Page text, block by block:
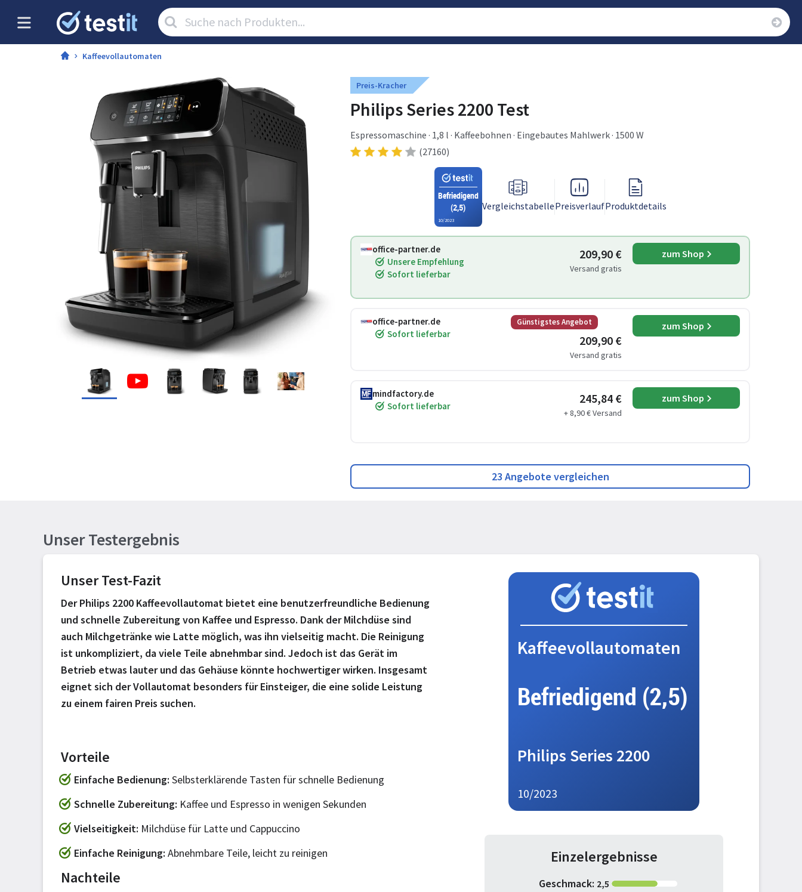
Artikel
suchen:
Kaffeevollautomaten
Preis-Kracher
Philips Series 2200 Test
Espressomaschine · 1,8 l · Kaffeebohnen · Eingebautes Mahlwerk · 1500 W
(27160)
Befriedigend
(2,5)
10/2023
VergleichstabellePreisverlaufProduktdetails
office-partner.de
Unsere Empfehlung
Sofort lieferbar
209,90 €
Versand gratis
zum Shop
office-partner.de
Sofort lieferbar
Günstigstes Angebot
209,90 €
Versand gratis
zum Shop
mindfactory.de
Sofort lieferbar
245,84 €
+ 8,90 € Versand
zum Shop
23 Angebote vergleichen
Unser Testergebnis
Kaffeevollautomaten
Befriedigend (2,5)
Philips Series 2200
10/2023
Einzelergebnisse
Geschmack: 2,5
Unser Test-Fazit
Der Philips 2200 Kaffeevollautomat bietet eine benutzerfreundliche Bedienung
und schnelle Zubereitung von Kaffee und Espresso. Dank der Milchdüse sind
auch Milchgetränke wie Latte möglich, was ihn vielseitig macht. Die Reinigung
ist unkompliziert, da viele Teile abnehmbar sind. Jedoch ist das Gerät im
Betrieb etwas lauter und das Gehäuse könnte hochwertiger wirken. Insgesamt
eignet sich der Vollautomat besonders für Einsteiger, die eine solide Leistung
zu einem fairen Preis suchen.
Vorteile
Einfache Bedienung Selbsterklärende Tasten für schnelle Bedienung
Schnelle Zubereitung Kaffee und Espresso in wenigen Sekunden
Vielseitigkeit Milchdüse für Latte und Cappuccino
Einfache Reinigung Abnehmbare Teile, leicht zu reinigen
Nachteile